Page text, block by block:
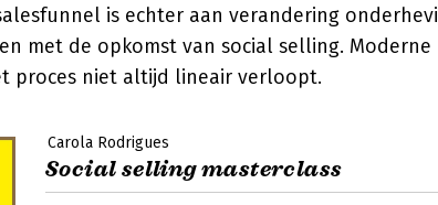
is echter aan verandering
met de opkomst van social selling. Moderne
proces niet altijd lineair verloopt.
Carola Rodrigues
Social selling masterclass